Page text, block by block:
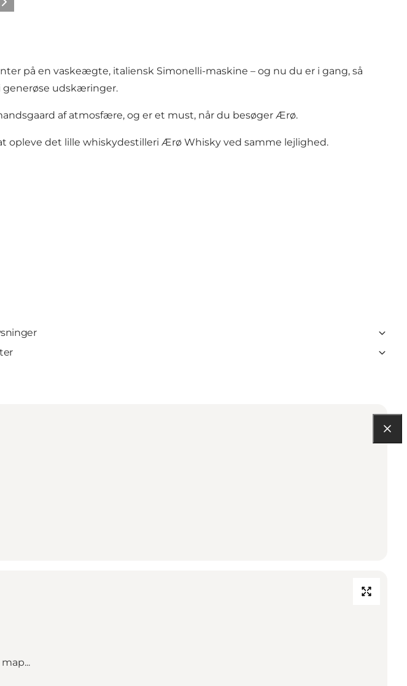
Næste
på en vaskeægte, italiensk Simonelli-maskine – og nu du er i gang, så
generøse udskæringer.
af atmosfære, og er et must, når du besøger Ærø.
opleve det lille whiskydestilleri Ærø Whisky ved samme lejlighed.